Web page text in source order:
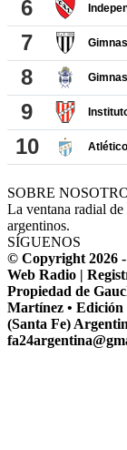
SOBRE
La ventana radial
argentinos.
SÍGUENOS
© Copyright 2026
Web Radio |
Propiedad de
Martínez • Edición
(Santa Fe)